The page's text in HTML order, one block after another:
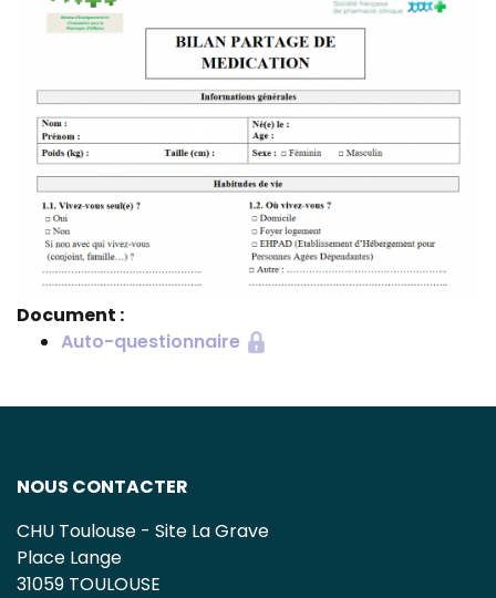
Document :
Auto-questionnaire
NOUS CONTACTER
CHU Toulouse - Site La Grave
Place Lange
31059 TOULOUSE